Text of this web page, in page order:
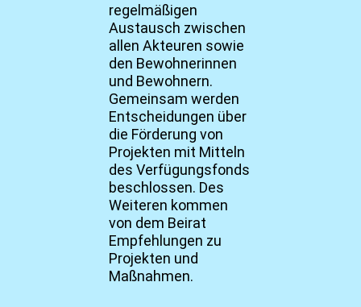
regelmäßigen
Austausch zwischen
allen Akteuren sowie
den Bewohnerinnen
und Bewohnern.
Gemeinsam werden
Entscheidungen über
die Förderung von
Projekten mit Mitteln
des Verfügungsfonds
beschlossen. Des
Weiteren kommen
von dem Beirat
Empfehlungen zu
Projekten und
Maßnahmen.